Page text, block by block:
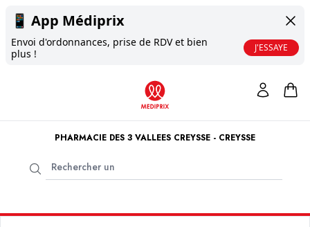
📱 App Médiprix
Envoi d'ordonnances, prise de RDV et bien
plus !
J'ESSAYE
PHARMACIE DES 3 VALLEES CREYSSE - CREYSSE